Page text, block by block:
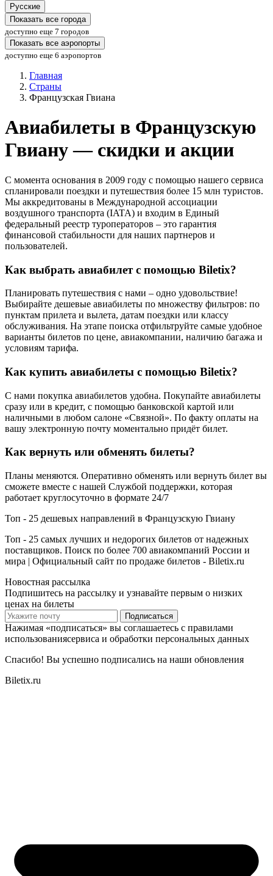
Русские
Показать все города
доступно еще 7 городов
Показать все аэропорты
доступно еще 6 аэропортов
Главная
Страны
Французская Гвиана
Авиабилеты в Французскую
Гвиану — скидки и акции
С момента основания в 2009 году с помощью нашего сервиса
спланировали поездки и путешествия более 15 млн туристов.
Мы аккредитованы в Международной ассоциации
воздушного транспорта (IATA) и входим в Единый
федеральный реестр туроператоров – это гарантия
финансовой стабильности для наших партнеров и
пользователей.
Как выбрать авиабилет с помощью Biletix?
Планировать путешествия с нами – одно удовольствие!
Выбирайте дешевые авиабилеты по множеству фильтров: по
пунктам прилета и вылета, датам поездки или классу
обслуживания. На этапе поиска отфильтруйте самые удобное
варианты билетов по цене, авиакомпании, наличию багажа и
условиям тарифа.
Как купить авиабилеты с помощью Biletix?
С нами покупка авиабилетов удобна. Покупайте авиабилеты
сразу или в кредит, с помощью банковской картой или
наличными в любом салоне «Связной». По факту оплаты на
вашу электронную почту моментально придёт билет.
Как вернуть или обменять билеты?
Планы меняются. Оперативно обменять или вернуть билет вы
сможете вместе с нашей Службой поддержки, которая
работает круглосуточно в формате 24/7
Топ - 25 дешевых направлений в Французскую Гвиану
Топ - 25 самых лучших и недорогих билетов от надежных
поставщиков. Поиск по более 700 авиакомпаний России и
мира | Официальный сайт по продаже билетов - Biletix.ru
Новостная рассылка
Подпишитесь на рассылку и узнавайте первым о низких
ценах на билеты
Подписаться
Нажимая «подписаться» вы соглашаетесь с правилами
использованиясервиса и обработки персональных данных
Спасибо! Вы успешно подписались на наши обновления
Biletix.ru